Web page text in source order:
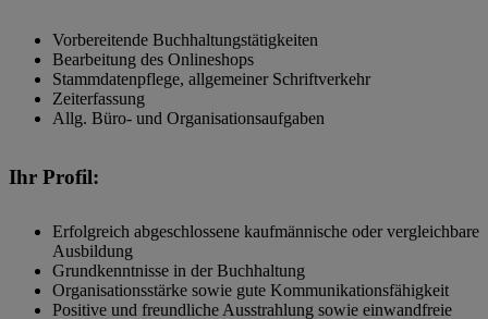
Vorbereitende Buchhaltungstätigkeiten
Bearbeitung des Onlineshops
Stammdatenpflege, allgemeiner Schriftverkehr
Zeiterfassung
Allg. Büro- und Organisationsaufgaben
Ihr Profil:
Erfolgreich abgeschlossene kaufmännische oder vergleichbare
Ausbildung
Grundkenntnisse in der Buchhaltung
Organisationsstärke sowie gute Kommunikationsfähigkeit
Positive und freundliche Ausstrahlung sowie einwandfreie